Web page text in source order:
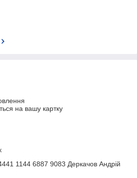
на вашу картку
1144 6887 9083 Деркачов Андрій